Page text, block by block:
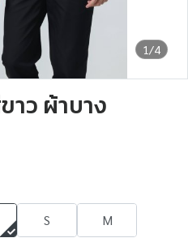
1/4
าว ผ้าบาง
S
M